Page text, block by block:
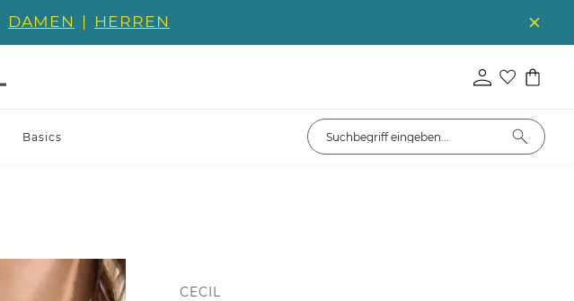
DAMEN | HERREN
Basics
CECIL